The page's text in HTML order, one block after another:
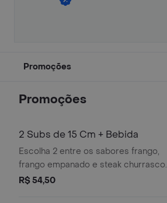
Promoções
Promoções
2 Subs de 15 Cm + Bebida
Escolha 2 entre os sabores frango,
frango empanado e steak churrasco.
Acompanha 1 bebida.
R$ 54,50